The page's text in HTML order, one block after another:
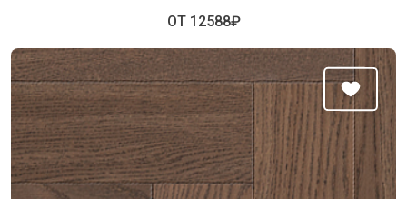
ОТ 12588₽